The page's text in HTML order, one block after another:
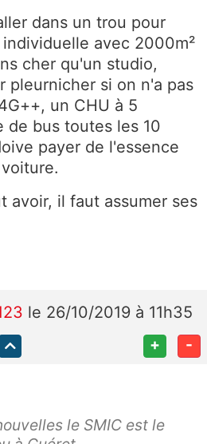
dans un trou pour
avec 2000m²
cher qu'un studio,
pleurnicher si on n'a pas
un CHU à 5
de bus toutes les 10
payer de l'essence
avoir, il faut assumer ses
le 26/10/2019 à 11h35
+ -
le SMIC est le